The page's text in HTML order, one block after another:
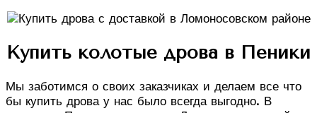
Купить колотые дрова в Пеники
Мы заботимся о своих заказчиках и делаем все что
бы купить дрова у нас было всегда выгодно. В